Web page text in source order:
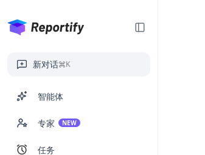
新对话 K
智能体
专家 NEW
任务